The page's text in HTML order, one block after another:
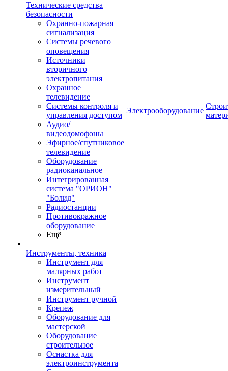
Технические средства
безопасности
Охранно-пожарная
сигнализация
Системы речевого
оповещения
Источники
вторичного
электропитания
Охранное
телевидение
Системы контроля и
управления доступом
Аудио/
видеодомофоны
Эфирное/спутниковое
телевидение
Оборудование
радиоканальное
Интегрированная
система "ОРИОН"
"Болид"
Радиостанции
Противокражное
оборудование
Ещё
Инструменты, техника
Инструмент для
малярных работ
Инструмент
измерительный
Инструмент ручной
Крепеж
Оборудование для
мастерской
Оборудование
строительное
Оснастка для
электроинструмента
Электрооборудование